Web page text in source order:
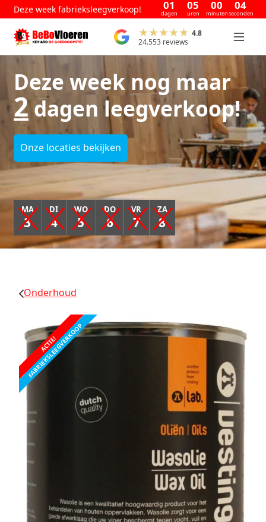
Deze week fabrieksleegverkoop! 01
dagen
05
uren
00
minuten
04
seconden
4.8
24.553 reviews
Deze week nog maar
2dagen leegverkoop!
Onze locaties bekijken
MA
3
DI
4
WO
5
DO
6
VR
7
ZA
8
Onderhoud
ACTIE!
FABRIEKSLEEGVERKOOP